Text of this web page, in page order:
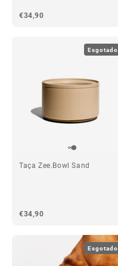
€34,90
Esgotado
Taça Zee.Bowl Sand
€34,90
Esgotado